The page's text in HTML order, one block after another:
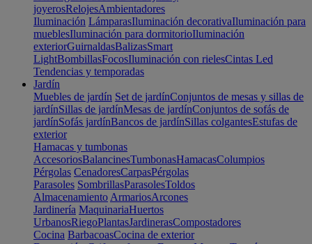
joyerosRelojesAmbientadores
Iluminación LámparasIluminación decorativaIluminación para
mueblesIluminación para dormitorioIluminación
exteriorGuirnaldasBalizasSmart
LightBombillasFocosIluminación con rielesCintas Led
Tendencias y temporadas
Jardín
Muebles de jardín Set de jardínConjuntos de mesas y sillas de
jardínSillas de jardínMesas de jardínConjuntos de sofás de
jardínSofás jardínBancos de jardínSillas colgantesEstufas de
exterior
Hamacas y tumbonas
AccesoriosBalancinesTumbonasHamacasColumpios
Pérgolas CenadoresCarpasPérgolas
Parasoles SombrillasParasolesToldos
Almacenamiento ArmariosArcones
Jardinería MaquinariaHuertos
UrbanosRiegoPlantasJardinerasCompostadores
Cocina BarbacoasCocina de exterior